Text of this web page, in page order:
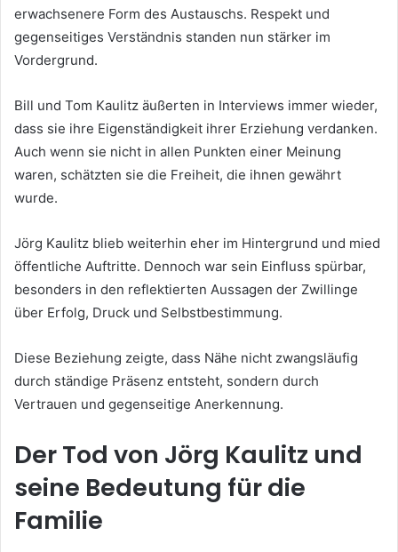
erwachsenere Form des Austauschs. Respekt und
gegenseitiges Verständnis standen nun stärker im
Vordergrund.
Bill und Tom Kaulitz äußerten in Interviews immer wieder,
dass sie ihre Eigenständigkeit ihrer Erziehung verdanken.
Auch wenn sie nicht in allen Punkten einer Meinung
waren, schätzten sie die Freiheit, die ihnen gewährt
wurde.
Jörg Kaulitz blieb weiterhin eher im Hintergrund und mied
öffentliche Auftritte. Dennoch war sein Einfluss spürbar,
besonders in den reflektierten Aussagen der Zwillinge
über Erfolg, Druck und Selbstbestimmung.
Diese Beziehung zeigte, dass Nähe nicht zwangsläufig
durch ständige Präsenz entsteht, sondern durch
Vertrauen und gegenseitige Anerkennung.
Der Tod von Jörg Kaulitz und
seine Bedeutung für die
Familie